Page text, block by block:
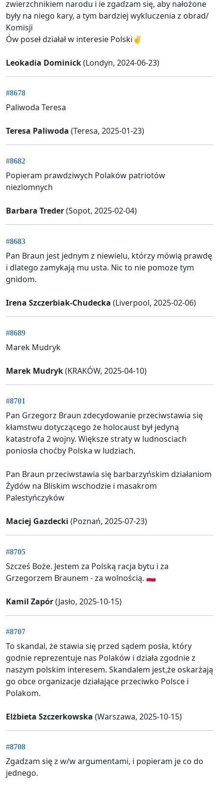
zwierzchnikiem narodu i ie zgadzam się, aby nałożone
były na niego kary, a tym bardziej wykluczenia z obrad/
Komisji
Ów poseł działał w interesie Polski✌
Leokadia Dominick(Londyn, 2024-06-23)
#8678
Paliwoda Teresa
Teresa Paliwoda (Teresa, 2025-01-23)
#8682
Popieram prawdziwych Polaków patriotów
niezlomnych
Barbara Treder(Sopot, 2025-02-04)
#8683
Pan Braun jest jednym z niewielu, którzy mówią prawdę
i dlatego zamykają mu usta. Nic to nie pomoze tym
gnidom.
Irena Szczerbiak-Chudecka (Liverpool, 2025-02-06)
#8689
Marek Mudryk
Marek Mudryk(KRAKÓW, 2025-04-10)
#8701
Pan Grzegorz Braun zdecydowanie przeciwstawia się
kłamstwu dotyczącego że holocaust był jedyną
katastrofa 2 wojny. Większe straty w ludnosciach
poniosła choćby Polska w ludziach.
Pan Braun przeciwstawia się barbarzyńskim działaniom
Żydów na Bliskim wschodzie i masakrom
Palestyńczyków
Maciej Gazdecki (Poznań, 2025-07-23)
#8705
Szcześ Boże. Jestem za Polską racja bytu i za
Grzegorzem Braunem - za wolnością. 🇵🇱
Kamil Zapór(Jasło, 2025-10-15)
#8707
To skandal, że stawia się przed sądem posła, który
godnie reprezentuje nas Polaków i działa zgodnie z
naszym polskim interesem. Skandalem jest,że oskarżają
go obce organizacje działające przeciwko Polsce i
Polakom.
Elżbieta Szczerkowska (Warszawa, 2025-10-15)
#8708
Zgadzam się z w/w argumentami, i popieram je co do
jednego.